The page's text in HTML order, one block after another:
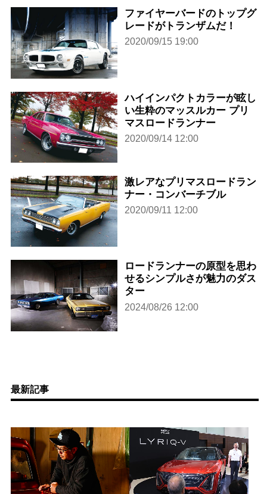
ファイヤーバードのトップグ
レードがトランザムだ！
2020/09/15 19:00
ハイインパクトカラーが眩し
い生粋のマッスルカー プリ
マスロードランナー
2020/09/14 12:00
激レアなプリマスロードラン
ナー・コンバーチブル
2020/09/11 12:00
ロードランナーの原型を思わ
せるシンプルさが魅力のダス
ター
2024/08/26 12:00
最新記事